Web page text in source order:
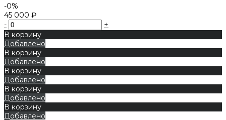
-0%
45 000 ₽
-
+
В корзину
Добавлено
В корзину
Добавлено
В корзину
Добавлено
В корзину
Добавлено
В корзину
Добавлено